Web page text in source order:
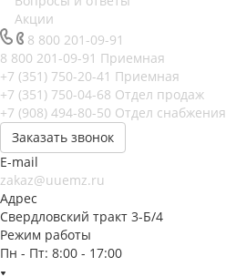
Акции
8 800 201-09-91
8 800 201-09-91 Приемная
+7 (351) 750-20-41 Приемная
+7 (351) 750-04-68 Отдел продаж
+7 (908) 494-80-50 Отдел снабжения
Заказать звонок
E-mail
zakaz@uuemz.ru
Адрес
Свердловский тракт 3-Б/4
Режим работы
Пн - Пт: 8:00 - 17:00